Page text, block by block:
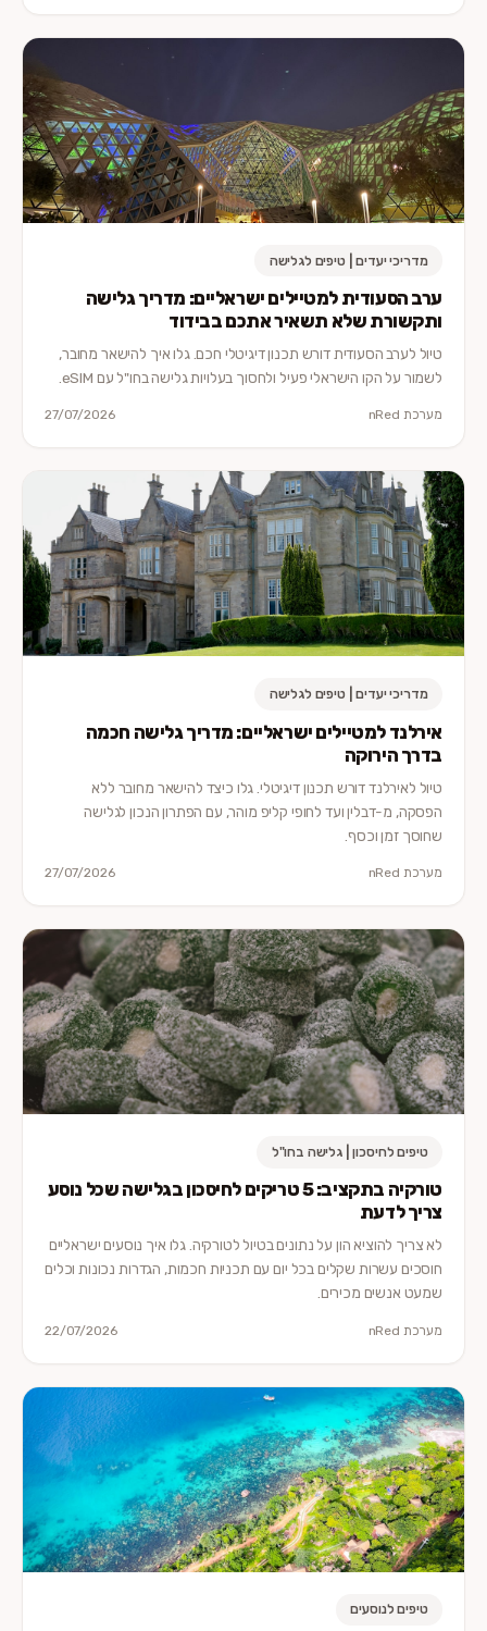
מדריכי יעדים | טיפים לגלישה
ערב הסעודית למטיילים ישראליים: מדריך גלישה
ותקשורת שלא תשאיר אתכם בבידוד
טיול לערב הסעודית דורש תכנון דיגיטלי חכם. גלו איך להישאר מחובר,
לשמור על הקו הישראלי פעיל ולחסוך בעלויות גלישה בחו"ל עם eSIM.
מערכת nRed 27/07/2026
מדריכי יעדים | טיפים לגלישה
אירלנד למטיילים ישראליים: מדריך גלישה חכמה
בדרך הירוקה
טיול לאירלנד דורש תכנון דיגיטלי. גלו כיצד להישאר מחובר ללא
הפסקה, מ-דבלין ועד לחופי קליפ מוהר, עם הפתרון הנכון לגלישה
שחוסך זמן וכסף.
מערכת nRed 27/07/2026
טיפים לחיסכון | גלישה בחו"ל
טורקיה בתקציב: 5 טריקים לחיסכון בגלישה שכל נוסע
צריך לדעת
לא צריך להוציא הון על נתונים בטיול לטורקיה. גלו איך נוסעים ישראליים
חוסכים עשרות שקלים בכל יום עם תכניות חכמות, הגדרות נכונות וכלים
שמעט אנשים מכירים.
מערכת nRed 22/07/2026
טיפים לנוסעים